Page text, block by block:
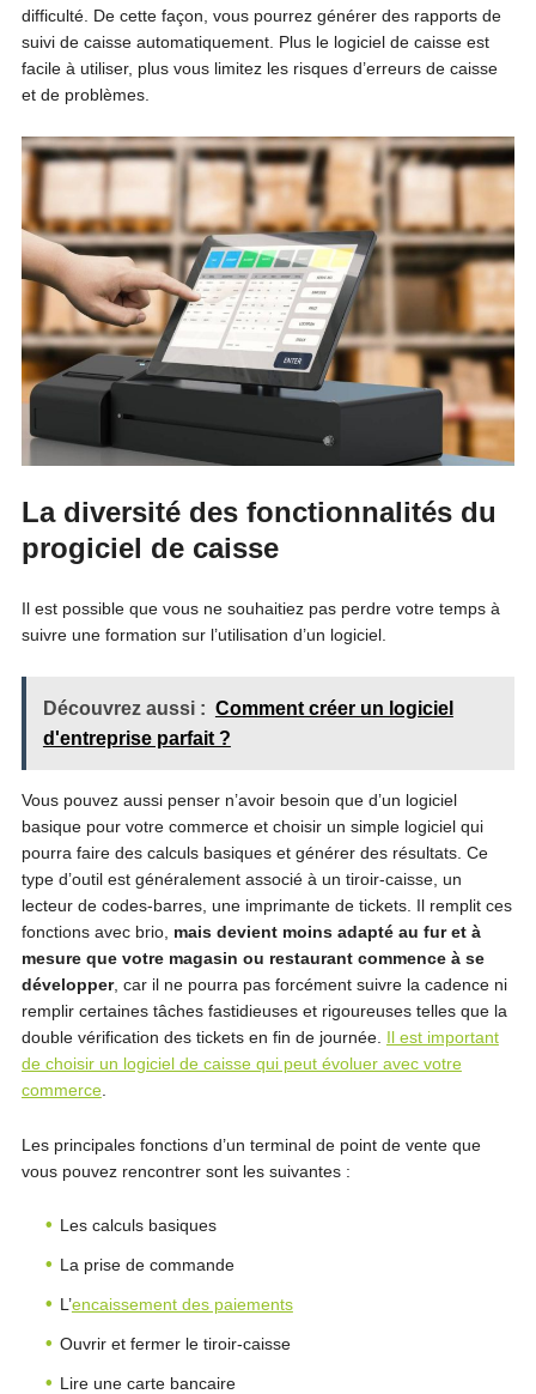
difficulté. De cette façon, vous pourrez générer des rapports de
suivi de caisse automatiquement. Plus le logiciel de caisse est
facile à utiliser, plus vous limitez les risques d’erreurs de caisse
et de problèmes.
La diversité des fonctionnalités du
progiciel de caisse
Il est possible que vous ne souhaitiez pas perdre votre temps à
suivre une formation sur l’utilisation d’un logiciel.
Découvrez aussi : Comment créer un logiciel
d'entreprise parfait ?
Vous pouvez aussi penser n’avoir besoin que d’un logiciel
basique pour votre commerce et choisir un simple logiciel qui
pourra faire des calculs basiques et générer des résultats. Ce
type d’outil est généralement associé à un tiroir-caisse, un
lecteur de codes-barres, une imprimante de tickets. Il remplit ces
fonctions avec brio, mais devient moins adapté au fur et à
mesure que votre magasin ou restaurant commence à se
développer, car il ne pourra pas forcément suivre la cadence ni
remplir certaines tâches fastidieuses et rigoureuses telles que la
double vérification des tickets en fin de journée. Il est important
de choisir un logiciel de caisse qui peut évoluer avec votre
commerce.
Les principales fonctions d’un terminal de point de vente que
vous pouvez rencontrer sont les suivantes :
Les calculs basiques
La prise de commande
L’encaissement des paiements
Ouvrir et fermer le tiroir-caisse
Lire une carte bancaire